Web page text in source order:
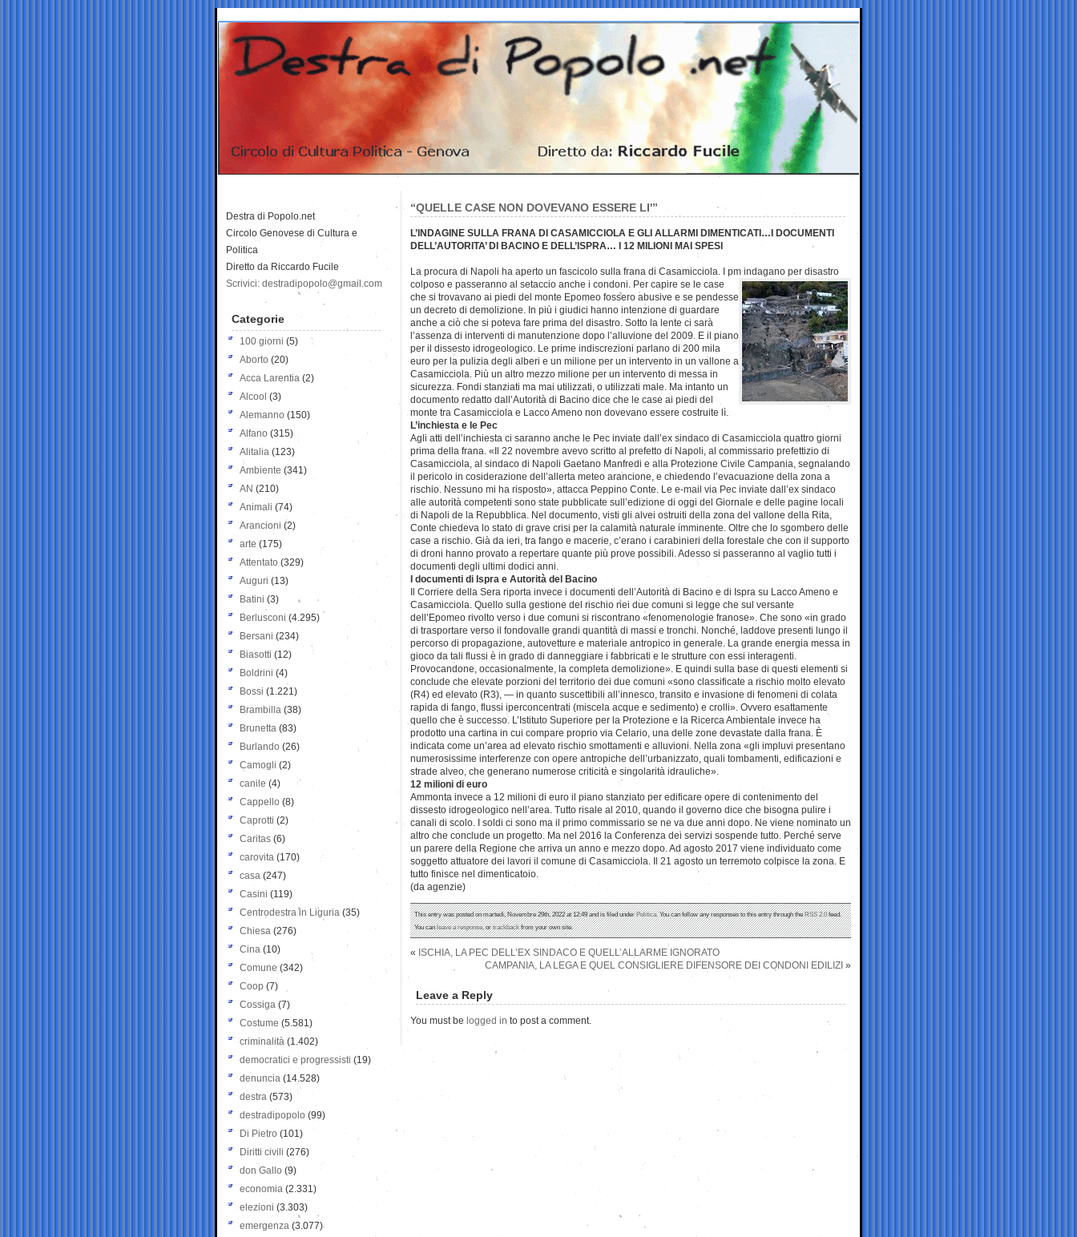
“QUELLE CASE NON DOVEVANO ESSERE LI'”
L’INDAGINE SULLA FRANA DI CASAMICCIOLA E GLI ALLARMI DIMENTICATI…I DOCUMENTI
DELL’AUTORITA’ DI BACINO E DELL’ISPRA… I 12 MILIONI MAI SPESI
La procura di Napoli ha aperto un fascicolo sulla frana di Casamicciola. I pm indagano per disastro
colposo e passeranno al setaccio anche i condoni. Per capire se le case
che si trovavano ai piedi del monte Epomeo fossero abusive e se pendesse
un decreto di demolizione. In più i giudici hanno intenzione di guardare
anche a ciò che si poteva fare prima del disastro. Sotto la lente ci sarà
l’assenza di interventi di manutenzione dopo l’alluvione del 2009. E il piano
per il dissesto idrogeologico. Le prime indiscrezioni parlano di 200 mila
euro per la pulizia degli alberi e un milione per un intervento in un vallone a
Casamicciola. Più un altro mezzo milione per un intervento di messa in
sicurezza. Fondi stanziati ma mai utilizzati, o utilizzati male. Ma intanto un
documento redatto dall’Autorità di Bacino dice che le case ai piedi del
monte tra Casamicciola e Lacco Ameno non dovevano essere costruite lì.
L’inchiesta e le Pec
Agli atti dell’inchiesta ci saranno anche le Pec inviate dall’ex sindaco di Casamicciola quattro giorni
prima della frana. «Il 22 novembre avevo scritto al prefetto di Napoli, al commissario prefettizio di
Casamicciola, al sindaco di Napoli Gaetano Manfredi e alla Protezione Civile Campania, segnalando
il pericolo in cosiderazione dell’allerta meteo arancione, e chiedendo l’evacuazione della zona a
rischio. Nessuno mi ha risposto», attacca Peppino Conte. Le e-mail via Pec inviate dall’ex sindaco
alle autorità competenti sono state pubblicate sull’edizione di oggi del Giornale e delle pagine locali
di Napoli de la Repubblica. Nel documento, visti gli alvei ostruiti della zona del vallone della Rita,
Conte chiedeva lo stato di grave crisi per la calamità naturale imminente. Oltre che lo sgombero delle
case a rischio. Già da ieri, tra fango e macerie, c’erano i carabinieri della forestale che con il supporto
di droni hanno provato a repertare quante più prove possibili. Adesso si passeranno al vaglio tutti i
documenti degli ultimi dodici anni.
I documenti di Ispra e Autorità del Bacino
Il Corriere della Sera riporta invece i documenti dell’Autorità di Bacino e di Ispra su Lacco Ameno e
Casamicciola. Quello sulla gestione del rischio nei due comuni si legge che sul versante
dell’Epomeo rivolto verso i due comuni si riscontrano «fenomenologie franose». Che sono «in grado
di trasportare verso il fondovalle grandi quantità di massi e tronchi. Nonché, laddove presenti lungo il
percorso di propagazione, autovetture e materiale antropico in generale. La grande energia messa in
gioco da tali flussi è in grado di danneggiare i fabbricati e le strutture con essi interagenti.
Provocandone, occasionalmente, la completa demolizione». E quindi sulla base di questi elementi si
conclude che elevate porzioni del territorio dei due comuni «sono classificate a rischio molto elevato
(R4) ed elevato (R3), — in quanto suscettibili all’innesco, transito e invasione di fenomeni di colata
rapida di fango, flussi iperconcentrati (miscela acque e sedimento) e crolli». Ovvero esattamente
quello che è successo. L’Istituto Superiore per la Protezione e la Ricerca Ambientale invece ha
prodotto una cartina in cui compare proprio via Celario, una delle zone devastate dalla frana. È
indicata come un’area ad elevato rischio smottamenti e alluvioni. Nella zona «gli impluvi presentano
numerosissime interferenze con opere antropiche dell’urbanizzato, quali tombamenti, edificazioni e
strade alveo, che generano numerose criticità e singolarità idrauliche».
12 milioni di euro
Ammonta invece a 12 milioni di euro il piano stanziato per edificare opere di contenimento del
dissesto idrogeologico nell’area. Tutto risale al 2010, quando il governo dice che bisogna pulire i
canali di scolo. I soldi ci sono ma il primo commissario se ne va due anni dopo. Ne viene nominato un
altro che conclude un progetto. Ma nel 2016 la Conferenza dei servizi sospende tutto. Perché serve
un parere della Regione che arriva un anno e mezzo dopo. Ad agosto 2017 viene individuato come
soggetto attuatore dei lavori il comune di Casamicciola. Il 21 agosto un terremoto colpisce la zona. E
tutto finisce nel dimenticatoio.
(da agenzie)
This entry was posted on martedì, Novembre 29th, 2022 at 12:49 and is filed underPolitica. You can follow any responses to this entry through theRSS 2.0feed.
You canleave a response, ortrackbackfrom your own site.
« ISCHIA, LA PEC DELL’EX SINDACO E QUELL’ALLARME IGNORATO
CAMPANIA, LA LEGA E QUEL CONSIGLIERE DIFENSORE DEI CONDONI EDILIZI »
Leave a Reply
You must be logged in to post a comment.
Destra di Popolo.net
Circolo Genovese di Cultura e
Politica
Diretto da Riccardo Fucile
Scrivici: destradipopolo@gmail.com
Categorie
100 giorni (5)
Aborto (20)
Acca Larentia (2)
Alcool (3)
Alemanno (150)
Alfano (315)
Alitalia (123)
Ambiente (341)
AN (210)
Animali (74)
Arancioni (2)
arte (175)
Attentato (329)
Auguri (13)
Batini (3)
Berlusconi (4.295)
Bersani (234)
Biasotti (12)
Boldrini (4)
Bossi (1.221)
Brambilla (38)
Brunetta (83)
Burlando (26)
Camogli (2)
canile (4)
Cappello (8)
Caprotti (2)
Caritas (6)
carovita (170)
casa (247)
Casini (119)
Centrodestra in Liguria (35)
Chiesa (276)
Cina (10)
Comune (342)
Coop (7)
Cossiga (7)
Costume (5.581)
criminalità (1.402)
democratici e progressisti (19)
denuncia (14.528)
destra (573)
destradipopolo (99)
Di Pietro (101)
Diritti civili (276)
don Gallo (9)
economia (2.331)
elezioni (3.303)
emergenza (3.077)